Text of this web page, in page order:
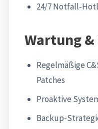
24/7 Notfall-
Wartung
Regelmäßige
Patches
Proaktive
Backup-